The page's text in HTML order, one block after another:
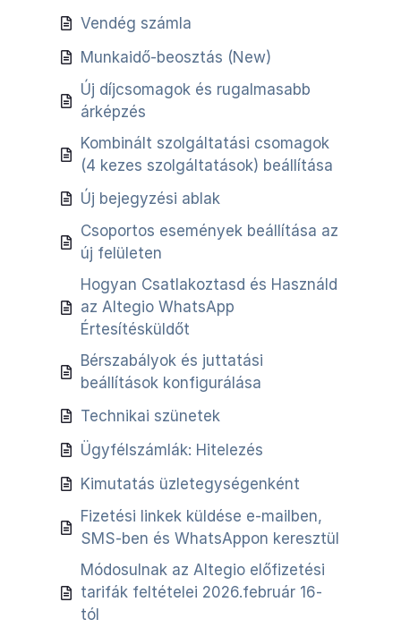
Vendég számla
Munkaidő-beosztás (New)
Új díjcsomagok és rugalmasabb
árképzés
Kombinált szolgáltatási csomagok
(4 kezes szolgáltatások) beállítása
Új bejegyzési ablak
Csoportos események beállítása az
új felületen
Hogyan Csatlakoztasd és Használd
az Altegio WhatsApp
Értesítésküldőt
Bérszabályok és juttatási
beállítások konfigurálása
Technikai szünetek
Ügyfélszámlák: Hitelezés
Kimutatás üzletegységenként
Fizetési linkek küldése e-mailben,
SMS-ben és WhatsAppon keresztül
Módosulnak az Altegio előfizetési
tarifák feltételei 2026.február 16-
tól